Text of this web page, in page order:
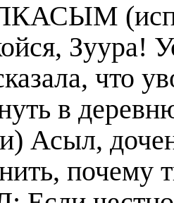
Зуура!
что
в
Асыл,
почему